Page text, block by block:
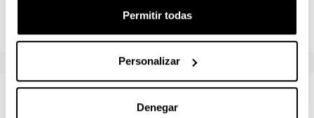
Permitir todas
Personalizar
Denegar
Propuestas de intervención: Pautas para elaborar